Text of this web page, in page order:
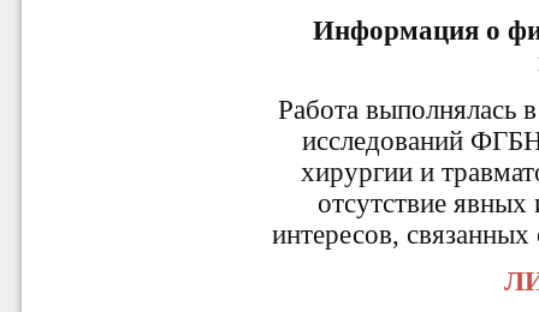
Информация о
Работа выполнялась
исследований
хирургии и
отсутствие
интересов,